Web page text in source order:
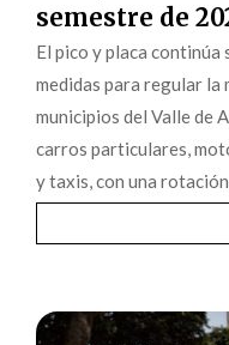
semestre de
El pico y placa continúa
medidas para regular la
municipios del Valle de
carros particulares,
y taxis, con una rotación